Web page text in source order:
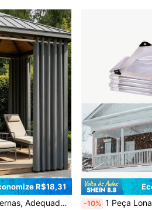
R$18,31
a UV e Desbotamento, Oferecendo Proteção Solar e Decoração de Privacidade -10% 1 Peça Lona Transparente e À Prova d'Água, Adequada para Varanda, Alpendre, Jardim, Feita